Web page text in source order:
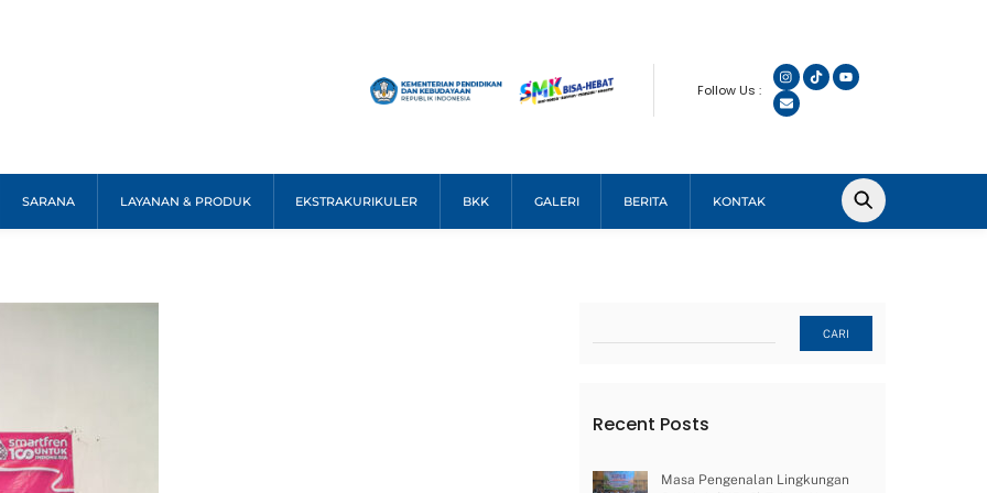
SARANA LAYANAN & PRODUK EKSTRAKURIKULER BKK GALERI BERITA KONTAK
Follow Us :
CARI
Recent Posts
Masa Pengenalan Lingkungan